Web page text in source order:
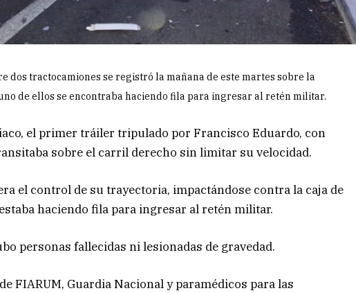
dos tractocamiones se registró la mañana de este martes sobre la
de ellos se encontraba haciendo fila para ingresar al retén militar.
el primer tráiler tripulado por Francisco Eduardo, con
sobre el carril derecho sin limitar su velocidad.
el control de su trayectoria, impactándose contra la caja de
haciendo fila para ingresar al retén militar.
personas fallecidas ni lesionadas de gravedad.
FIARUM, Guardia Nacional y paramédicos para las